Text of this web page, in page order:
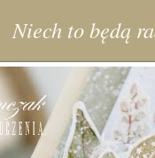
Niech to będą